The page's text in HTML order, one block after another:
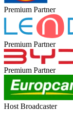
Premium Partner
Premium Partner
Premium Partner
Host Broadcaster